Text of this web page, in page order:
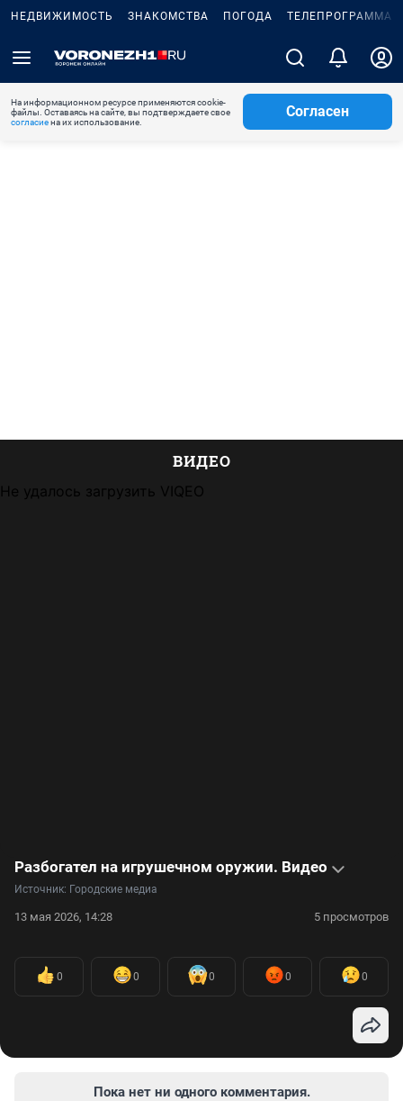
НЕДВИЖИМОСТЬ ЗНАКОМСТВА ПОГОДА ТЕЛЕПРОГРАММА
На информационном ресурсе применяются cookie-
файлы. Оставаясь на сайте, вы подтверждаете свое
согласиена их использование.
Согласен
ВИДЕО
Не удалось загрузить VIQEO
Разбогател на игрушечном оружии. Видео
Источник: Городские медиа
13 мая 2026, 14:28 5 просмотров
0 0 0 0 0
Пока нет ни одного комментария.